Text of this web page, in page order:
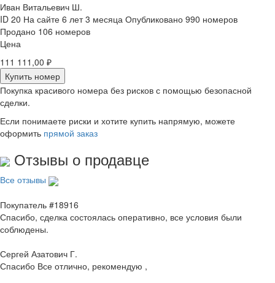
Иван Витальевич Ш.
ID 20 На сайте 6 лет 3 месяца Опубликовано 990 номеров
Продано 106 номеров
Цена
111 111,00 ₽
Купить номер
Покупка красивого номера без рисков с помощью безопасной
сделки.
Если понимаете риски и хотите купить напрямую, можете
оформить прямой заказ
Отзывы о продавце
Все отзывы
Покупатель #18916
Спасибо, сделка состоялась оперативно, все условия были
соблюдены.
Сергей Азатович Г.
Спасибо Все отлично, рекомендую ,